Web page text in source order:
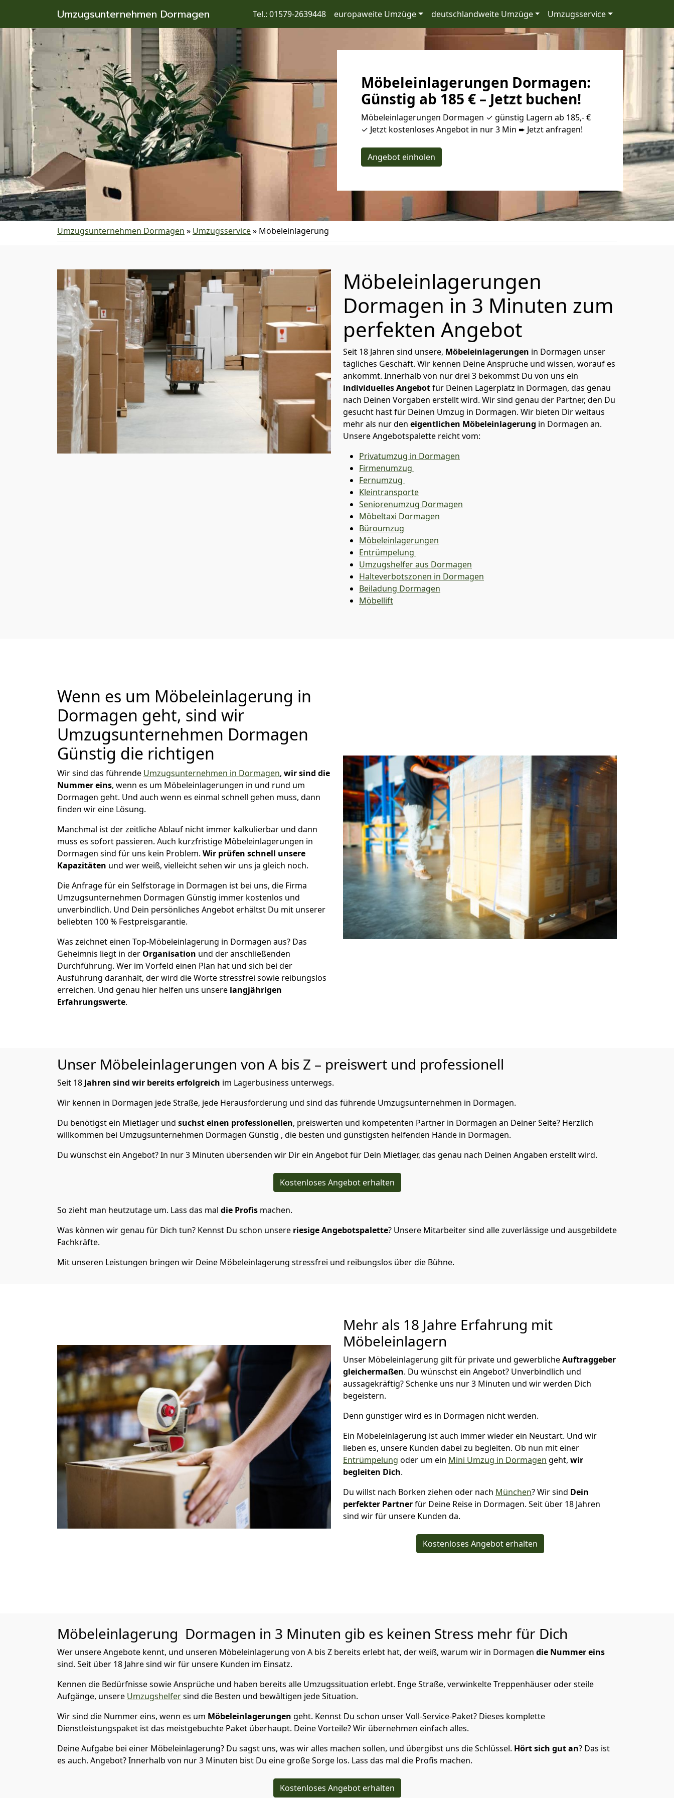
Umzugsunternehmen Dormagen Tel.: 01579-2639448 europaweite Umzüge deutschlandweite Umzüge Umzugsservice
Möbeleinlagerungen Dormagen:
Günstig ab 185 € – Jetzt buchen!
Möbeleinlagerungen Dormagen ✓ günstig Lagern ab 185,- €
✓ Jetzt kostenloses Angebot in nur 3 Min ➨ Jetzt anfragen!
Angebot einholen
Umzugsunternehmen Dormagen » Umzugsservice» Möbeleinlagerung
Möbeleinlagerungen
Dormagen in 3 Minuten zum
perfekten Angebot
Seit 18 Jahren sind unsere, Möbeleinlagerungen in Dormagen unser
tägliches Geschäft. Wir kennen Deine Ansprüche und wissen, worauf es
ankommt. Innerhalb von nur drei 3 bekommst Du von uns ein
individuelles Angebotfür Deinen Lagerplatz in Dormagen, das genau
nach Deinen Vorgaben erstellt wird. Wir sind genau der Partner, den Du
gesucht hast für Deinen Umzug in Dormagen. Wir bieten Dir weitaus
mehr als nur den eigentlichen Möbeleinlagerung in Dormagen an.
Unsere Angebotspalette reicht vom:
Privatumzug in Dormagen
Firmenumzug
Fernumzug
Kleintransporte
Seniorenumzug Dormagen
Möbeltaxi Dormagen
Büroumzug
Möbeleinlagerungen
Entrümpelung
Umzugshelfer aus Dormagen
Halteverbotszonen in Dormagen
Beiladung Dormagen
Möbellift
Wenn es um Möbeleinlagerung in
Dormagen geht, sind wir
Umzugsunternehmen Dormagen
Günstig die richtigen
Wir sind das führende Umzugsunternehmen in Dormagen, wir sind die
Nummer eins, wenn es um Möbeleinlagerungen in und rund um
Dormagen geht. Und auch wenn es einmal schnell gehen muss, dann
finden wir eine Lösung.
Manchmal ist der zeitliche Ablauf nicht immer kalkulierbar und dann
muss es sofort passieren. Auch kurzfristige Möbeleinlagerungen in
Dormagen sind für uns kein Problem. Wir prüfen schnell unsere
Kapazitäten und wer weiß, vielleicht sehen wir uns ja gleich noch.
Die Anfrage für ein Selfstorage in Dormagen ist bei uns, die Firma
Umzugsunternehmen Dormagen Günstig immer kostenlos und
unverbindlich. Und Dein persönliches Angebot erhältst Du mit unserer
beliebten 100 % Festpreisgarantie.
Was zeichnet einen Top-Möbeleinlagerung in Dormagen aus? Das
Geheimnis liegt in der Organisation und der anschließenden
Durchführung. Wer im Vorfeld einen Plan hat und sich bei der
Ausführung daranhält, der wird die Worte stressfrei sowie reibungslos
erreichen. Und genau hier helfen uns unsere langjährigen
Erfahrungswerte.
Unser Möbeleinlagerungen von A bis Z – preiswert und professionell
Seit 18 Jahren sind wir bereits erfolgreich im Lagerbusiness unterwegs.
Wir kennen in Dormagen jede Straße, jede Herausforderung und sind das führende Umzugsunternehmen in Dormagen.
Du benötigst ein Mietlager und suchst einen professionellen, preiswerten und kompetenten Partner in Dormagen an Deiner Seite? Herzlich
willkommen bei Umzugsunternehmen Dormagen Günstig , die besten und günstigsten helfenden Hände in Dormagen.
Du wünschst ein Angebot? In nur 3 Minuten übersenden wir Dir ein Angebot für Dein Mietlager, das genau nach Deinen Angaben erstellt wird.
Kostenloses Angebot erhalten
So zieht man heutzutage um. Lass das mal die Profis machen.
Was können wir genau für Dich tun? Kennst Du schon unsere riesige Angebotspalette? Unsere Mitarbeiter sind alle zuverlässige und ausgebildete
Fachkräfte.
Mit unseren Leistungen bringen wir Deine Möbeleinlagerung stressfrei und reibungslos über die Bühne.
Mehr als 18 Jahre Erfahrung mit
Möbeleinlagern
Unser Möbeleinlagerung gilt für private und gewerblicheAuftraggeber
gleichermaßen. Du wünschst ein Angebot? Unverbindlich und
aussagekräftig? Schenke uns nur 3 Minuten und wir werden Dich
begeistern.
Denn günstiger wird es in Dormagen nicht werden.
Ein Möbeleinlagerung ist auch immer wieder ein Neustart. Und wir
lieben es, unsere Kunden dabei zu begleiten. Ob nun mit einer
Entrümpelung oder um ein Mini Umzug in Dormagen geht, wir
begleiten Dich.
Du willst nach Borken ziehen oder nach München? Wir sind Dein
perfekter Partnerfür Deine Reise in Dormagen. Seit über 18 Jahren
sind wir für unsere Kunden da.
Kostenloses Angebot erhalten
Möbeleinlagerung Dormagen in 3 Minuten gib es keinen Stress mehr für Dich
Wer unsere Angebote kennt, und unseren Möbeleinlagerung von A bis Z bereits erlebt hat, der weiß, warum wir in Dormagen die Nummer eins
sind. Seit über 18 Jahre sind wir für unsere Kunden im Einsatz.
Kennen die Bedürfnisse sowie Ansprüche und haben bereits alle Umzugssituation erlebt. Enge Straße, verwinkelte Treppenhäuser oder steile
Aufgänge, unsere Umzugshelfersind die Besten und bewältigen jede Situation.
Wir sind die Nummer eins, wenn es um Möbeleinlagerungen geht. Kennst Du schon unser Voll-Service-Paket? Dieses komplette
Dienstleistungspaket ist das meistgebuchte Paket überhaupt. Deine Vorteile? Wir übernehmen einfach alles.
Deine Aufgabe bei einer Möbeleinlagerung? Du sagst uns, was wir alles machen sollen, und übergibst uns die Schlüssel. Hört sich gut an? Das ist
es auch. Angebot? Innerhalb von nur 3 Minuten bist Du eine große Sorge los. Lass das mal die Profis machen.
Kostenloses Angebot erhalten